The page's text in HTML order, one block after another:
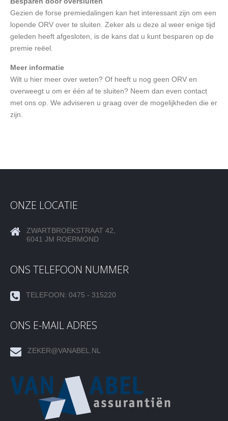
Gezien de forse premiedalingen kan het interessant zijn om een
lopende ORV over te sluiten. Zeker als u deze al weer enige tijd
geleden heeft afgesloten, is de kans dat u kunt besparen op de
premie reëel.
Meer informatie
Wilt u hier meer over weten? Of heeft u nog geen ORV en
overweegt u om er één af te sluiten? Neem dan even contact
met ons op. We adviseren u graag over de mogelijkheden die er
zijn.
ONZE LOCATIE
ZWARTBROEKSTRAAT 42,
6041 JM ROERMOND
ONS TELEFOON NUMMER
TELEFOON: 0475 - 315220
ONS E-MAIL ADRES
ZEKER@VANABEL.NL